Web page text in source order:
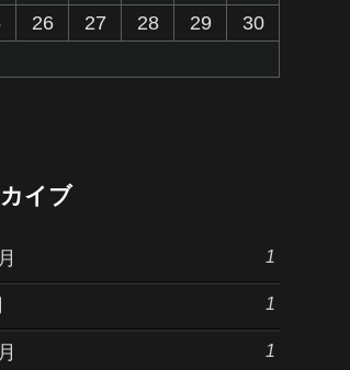
26 27 28 29
30
イブ
1
1
1